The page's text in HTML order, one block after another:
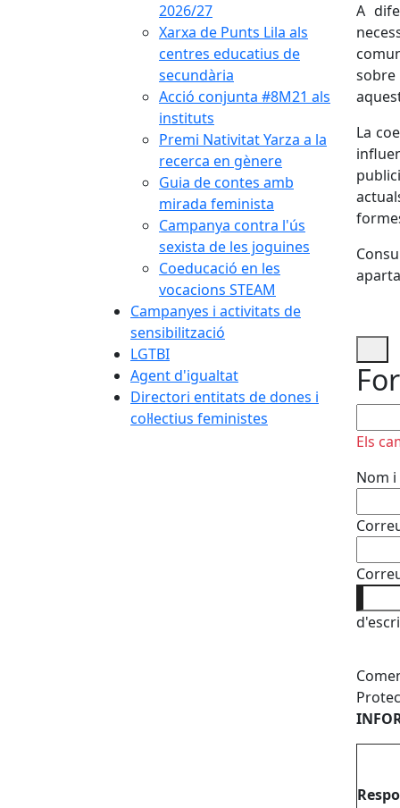
2026/27
Xarxa de Punts Lila als
centres educatius de
secundària
Acció conjunta #8M21 als
instituts
Premi Nativitat Yarza a la
recerca en gènere
Guia de contes amb
mirada feminista
Campanya contra l'ús
sexista de les joguines
Coeducació en les
vocacions STEAM
Campanyes i activitats de
sensibilització
LGTBI
Agent d'igualtat
Directori entitats de dones i
col·lectius feministes
A
La
Els
Nom